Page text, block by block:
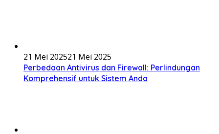
21 Mei 202521 Mei 2025
Perbedaan Antivirus dan Firewall: Perlindungan
Komprehensif untuk Sistem Anda